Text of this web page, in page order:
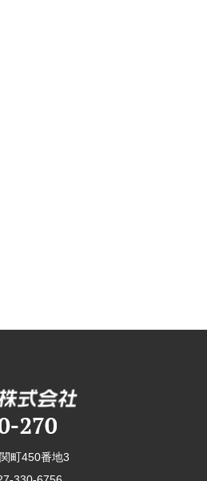
町450番地3